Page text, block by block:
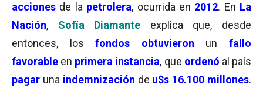
acciones de la petrolera, ocurrida en 2012. En La
Nación, Sofía Diamante explica que, desde
entonces, losfondos obtuvieron un fallo
favorable en primera instancia, que ordenó al país
pagar una indemnización de u$s 16.100 millones.